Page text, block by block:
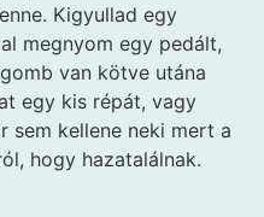
Kigyullad egy
megnyom egy pedált,
van kötve utána
egy kis répát, vagy
sem kellene neki mert a
hogy hazatalálnak.